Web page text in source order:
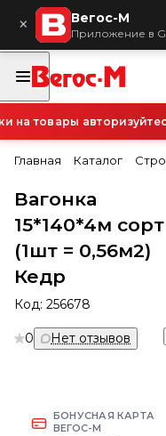
× Вегос-М
Приложение в
товары
Главная Каталог
Вагонка
15*140*4м
(1шт = 0,56м2)
Кедр
Код: 256678
0 Нет отзывов
БОНУСНАЯ КАРТА
ВЕГОС-М